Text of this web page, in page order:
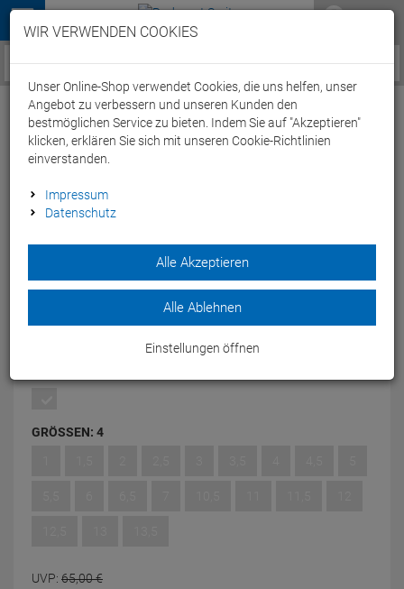
Menü
Service / Hilfe
New Balance KJ980 GBY Laufschuh - 4
green/blue
Der grün/blaue Schuh ist in seiner Shape, Polsterung und in
seinem Material optimal auf den Fuß abgestimmt und
GRÖSSEN: 4
UVP: 65,00€
WIR VERWENDEN COOKIES
Unser Online-Shop verwendet Cookies, die uns helfen, unser
Angebot zu verbessern und unseren Kunden den
bestmöglichen Service zu bieten. Indem Sie auf "Akzeptieren"
klicken, erklären Sie sich mit unseren Cookie-Richtlinien
einverstanden.
Impressum
Datenschutz
Alle Akzeptieren
Alle Ablehnen
Einstellungen öffnen